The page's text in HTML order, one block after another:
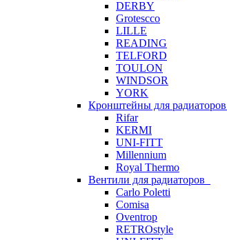
DERBY
Grotescco
LILLE
READING
TELFORD
TOULON
WINDSOR
YORK
Кронштейны для радиаторов
Rifar
KERMI
UNI-FITT
Millennium
Royal Thermo
Вентили для радиаторов
Carlo Poletti
Comisa
Oventrop
RETROstyle